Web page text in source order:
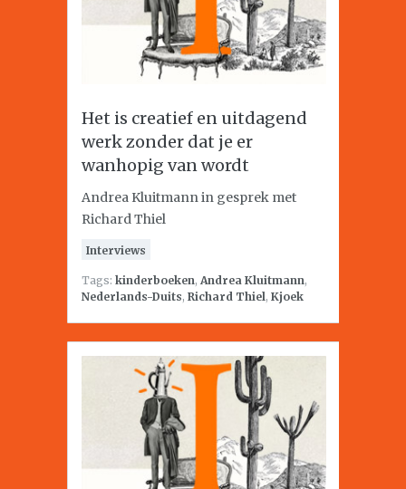
Het is creatief en uitdagend
werk zonder dat je er
wanhopig van wordt
Andrea Kluitmann in gesprek met
Richard Thiel
Interviews
Tags: kinderboeken, Andrea Kluitmann,
Nederlands-Duits, Richard Thiel, Kjoek